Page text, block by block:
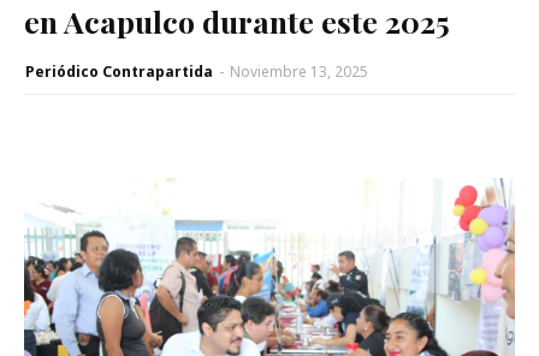
en Acapulco durante este 2025
Periódico Contrapartida - Noviembre 13, 2025